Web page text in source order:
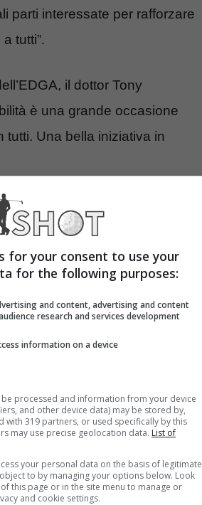
parti interessate per rafforzare
tutti”.
il dottor Tony
è una grande occasione
tutti. Una bella iniziativa in
for your consent to use your
for the following purposes:
and content, advertising and content
research and services development
information on a device
processed and information from your device
and other device data) may be stored by,
with 319 partners, or used specifically by this
may use precise geolocation data. List of
your personal data on the basis of legitimate
to by managing your options below. Look
this page or in the site menu to manage or
and cookie settings.